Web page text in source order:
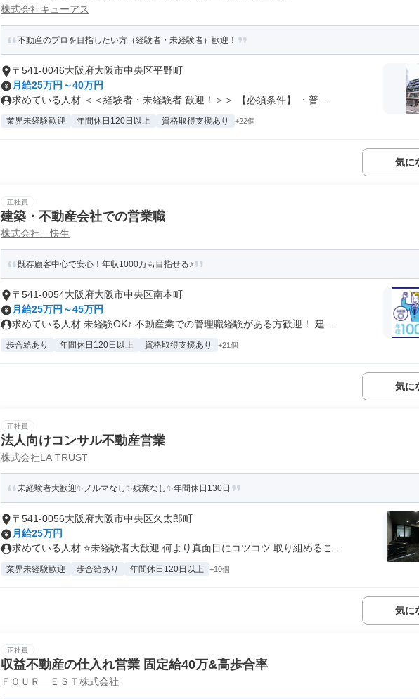
株式会社キューアス
不動産のプロを目指したい方（経験者・未経験者）歓迎！
〒541-0046大阪府大阪市中央区平野町
月給25万円～40万円
求めている人材 ＜＜経験者・未経験者 歓迎！＞＞ 【必須条件】 ・普...
業界未経験歓迎 年間休日120日以上 資格取得支援あり +22個
気に
正社員
建築・不動産会社での営業職
株式会社 快生
既存顧客中心で安心！年収1000万も目指せる♪
〒541-0054大阪府大阪市中央区南本町
月給25万円～45万円
求めている人材 未経験OK♪ 不動産業での管理職経験がある方歓迎！ 建...
歩合給あり 年間休日120日以上 資格取得支援あり +21個
気に
正社員
法人向けコンサル不動産営業
株式会社LA TRUST
未経験者大歓迎✨ノルマなし✨残業なし✨年間休日130日
〒541-0056大阪府大阪市中央区久太郎町
月給25万円
求めている人材 ⭐未経験者大歓迎 何より真面目にコツコツ 取り組めるこ...
業界未経験歓迎 歩合給あり 年間休日120日以上 +10個
気に
正社員
収益不動産の仕入れ営業 固定給40万&高歩合率
ＦＯＵＲ ＥＳＴ株式会社